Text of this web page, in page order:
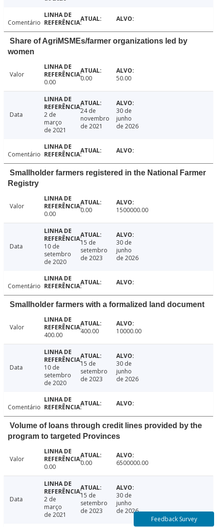
Comentário
Share of AgriMSMEs/farmer organizations led by
women
Valor
0.00
0.00 50.00
Data
2 de
março
de 2021
24 de
novembro
de 2021
30 de
junho
de 2026
Comentário
Smallholder farmers registered in the National Farmer
Registry
Valor
0.00
0.00 1500000.00
Data
10 de
setembro
de 2020
15 de
setembro
de 2023
30 de
junho
de 2026
Comentário
Smallholder farmers with a formalized land document
Valor
400.00
400.00 10000.00
Data
10 de
setembro
de 2020
15 de
setembro
de 2023
30 de
junho
de 2026
Comentário
Volume of loans through credit lines provided by the
program to targeted Provinces
Valor
0.00
0.00 6500000.00
Data
2 de
março
de 2021
15 de
setembro
de 2023
30 de
junho
de 2026
Feedback Survey